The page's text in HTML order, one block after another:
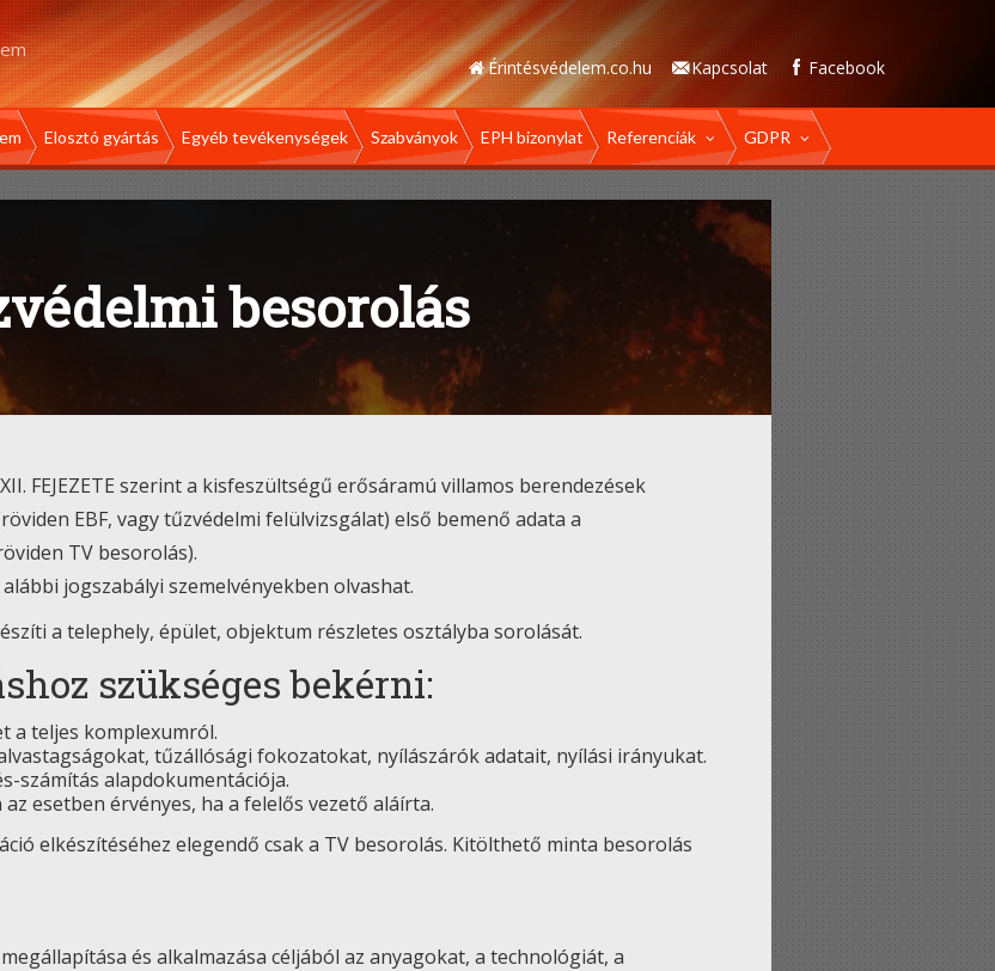
Érintésvédelem.co.hu Kapcsolat Facebook
Elosztó gyártás Egyéb tevékenységek Szabványok EPH bizonylat Referenciák GDPR
besorolás
FEJEZETE szerint a kisfeszültségű erősáramú villamos berendezések
EBF, vagy tűzvédelmi felülvizsgálat) első bemenő adata a
TV besorolás).
jogszabályi szemelvényekben olvashat.
a telephely, épület, objektum részletes osztályba sorolását.
szükséges bekérni:
a teljes komplexumról.
tűzállósági fokozatokat, nyílászárók adatait, nyílási irányukat.
számítás alapdokumentációja.
az esetben érvényes, ha a felelős vezető aláírta.
elkészítéséhez elegendő csak a TV besorolás. Kitölthető minta besorolás
és alkalmazása céljából az anyagokat, a technológiát, a